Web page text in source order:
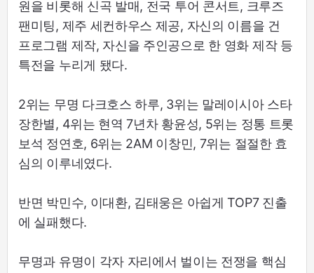
원을 비롯해 신곡 발매, 전국 투어 콘서트, 크루즈
팬미팅, 제주 세컨하우스 제공, 자신의 이름을 건
프로그램 제작, 자신을 주인공으로 한 영화 제작 등
특전을 누리게 됐다.
2위는 무명 다크호스 하루, 3위는 말레이시아 스타
장한별, 4위는 현역 7년차 황윤성, 5위는 정통 트롯
보석 정연호, 6위는 2AM 이창민, 7위는 절절한 효
심의 이루네였다.
반면 박민수, 이대환, 김태웅은 아쉽게 TOP7 진출
에 실패했다.
무명과 유명이 각자 자리에서 벌이는 전쟁을 핵심